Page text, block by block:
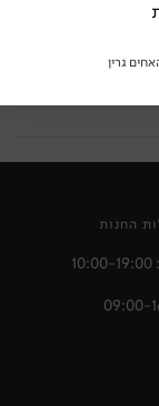
החנות
גרין